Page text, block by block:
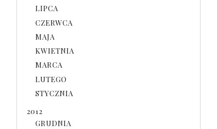
LIPCA
CZERWCA
MAJA
KWIETNIA
MARCA
LUTEGO
STYCZNIA
2012
GRUDNIA